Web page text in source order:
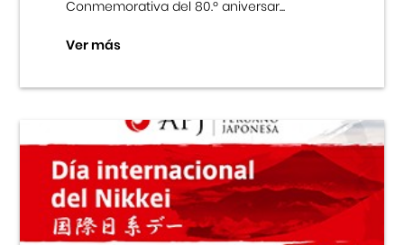
Conmemorativa del 80.º aniversar...
Ver más